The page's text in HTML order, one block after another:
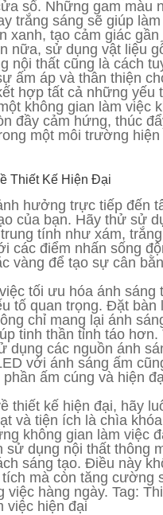
sổ. Những gam màu
trắng sáng sẽ giúp
xanh, tạo cảm giác
nữa, sử dụng vật liệu
nội thất cũng là cách
ấm áp và thân thiện
hợp tất cả những yếu
không gian làm việc
đầy cảm hứng, thúc
một môi trường hiện
Thiết Kế Hiện Đại
hưởng trực tiếp đến
của bạn. Hãy thử sử
tính như xám,
các điểm nhấn sống
vàng để tạo sự cân
tối ưu hóa ánh sáng
tố quan trọng. Đặt bàn
chỉ mang lại ánh
tinh thần tỉnh táo hơn.
dụng các nguồn ánh
với ánh sáng ấm
ấm cúng và hiện
thiết kế hiện đại, hãy
và tiện ích là chìa
không gian làm việc
sử dụng nội thất thông
sáng tạo. Điều này
tích mà còn tăng cường
việc hàng ngày. Tag:
việc hiện đại